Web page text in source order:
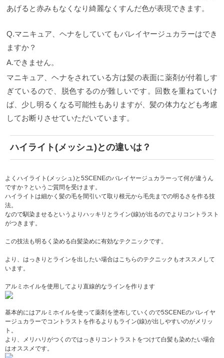
あげると赤みもなくなり綺麗なくすんだ色が表現できます。
Q.マニキュア、ヘナをしていてもバレイヤージュカラーはでき
ますか？
A.できません。
マニキュア、ヘナをされている方は髪の表面に薬剤が付着しす
ぎているので、脱色するのが難しいです。回数を重ねていけ
ば、少し明るくなる可能性もありますが、髪の体力なども考慮
してお断りさせていただいています。
ハイライト(メッシュ)との違いは？
よくハイライト(メッシュ)と5SCENEのバレイヤージュカラーって何が違うん
ですか？というご質問を受けます。
ハイライトは細かく髪の毛を間引いて取り根元から毛先までの明るさを作る技
法。
なので馴染ませるというよりハッキリとライン(線)が出るのでよりコントラスト
がつきます。
この技法も明るく染める白髪染めに有効なテクニックです。
より、はっきりとラインを出したい場合はこちらのテクニックもオススメして
います。
アルミホイルを使用してより直線的なラインを作ります
基本的にはアルミホイルを使って薬剤を塗布していくので5SCENEのバレイヤ
ージュカラーでコントラストを作るよりもライン(線)が出しやすいのがメリッ
ト。
より、メリハリがつくのではっきりコントラストをつけて白髪も染めたい場合
はオススメです。